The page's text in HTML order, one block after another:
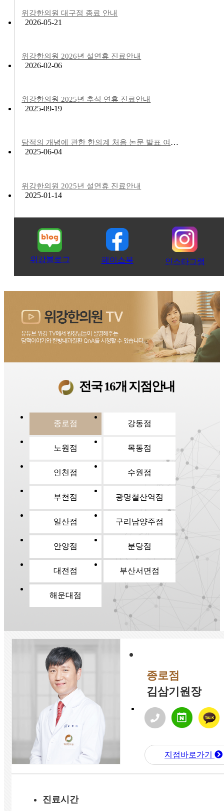
위강한의원 대구점 종료 안내
2026-05-21
위강한의원 2026년 설연휴 진료안내
2026-02-06
위강한의원 2025년 추석 연휴 진료안내
2025-09-19
담적의 개념에 관한 한의계 처음 논문 발표 여부에 대한 안내
2025-06-04
위강한의원 2025년 설연휴 진료안내
2025-01-14
위강블로그 페이스북 인스타그램
전국 16개 지점안내
종로점 강동점
노원점 목동점
인천점 수원점
부천점 광명철산역점
일산점 구리남양주점
안양점 분당점
대전점 부산서면점
해운대점
종로점
김삼기원장
지점바로가기
진료시간